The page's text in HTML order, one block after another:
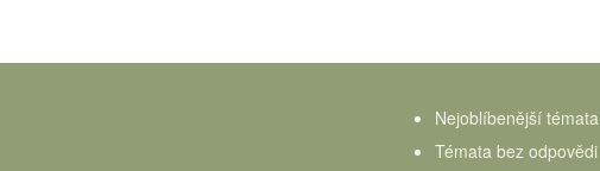
Nejoblíbenější témata
Témata bez odpovědi